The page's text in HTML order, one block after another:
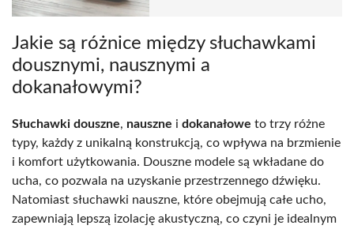
Jakie są różnice między słuchawkami
dousznymi, nausznymi a
dokanałowymi?
Słuchawki douszne, nauszne i dokanałowe to trzy różne
typy, każdy z unikalną konstrukcją, co wpływa na brzmienie
i komfort użytkowania. Douszne modele są wkładane do
ucha, co pozwala na uzyskanie przestrzennego dźwięku.
Natomiast słuchawki nauszne, które obejmują całe ucho,
zapewniają lepszą izolację akustyczną, co czyni je idealnym